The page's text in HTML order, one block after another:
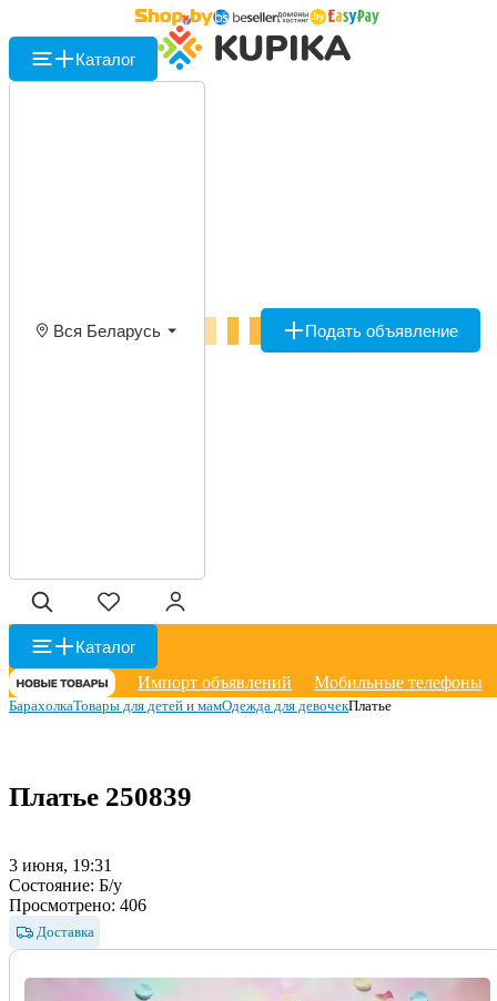
Каталог
Вся Беларусь Подать объявление
Каталог
Импорт объявлений
Мобильные телефоны
БарахолкаТовары для детей и мамОдежда для девочекПлатье
Платье 250839
3 июня, 19:31
Состояние: Б/у
Просмотрено: 406
Доставка